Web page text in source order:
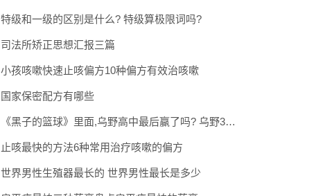
特级和一级的区别是什么? 特级算极限词吗?
司法所矫正思想汇报三篇
小孩咳嗽快速止咳偏方10种偏方有效治咳嗽
国家保密配方有哪些
《黑子的篮球》里面,乌野高中最后赢了吗? 乌野3年拿到全国冠军了吗
止咳最快的方法6种常用治疗咳嗽的偏方
世界男性生殖器最长的 世界男性最长是多少